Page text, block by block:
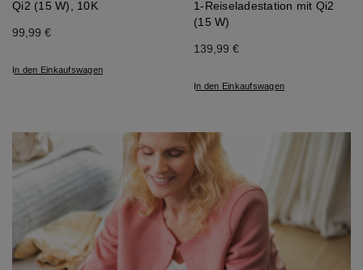
Qi2 (15 W), 10K
99,99 €
In den Einkaufswagen
1-Reiseladestation mit Qi2
(15 W)
139,99 €
In den Einkaufswagen